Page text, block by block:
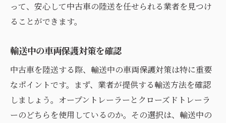
って、安心して中古車の陸送を任せられる業者を見つけ
ることができます。
輸送中の車両保護対策を確認
中古車を陸送する際、輸送中の車両保護対策は特に重要
なポイントです。まず、業者が提供する輸送方法を確認
しましょう。オープントレーラーとクローズドトレーラ
ーのどちらを使用しているのか。その選択は、輸送中の